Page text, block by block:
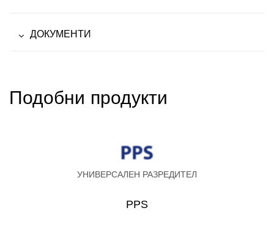
ДОКУМЕНТИ
Подобни продукти
УНИВЕРСАЛЕН РАЗРЕДИТЕЛ
PPS